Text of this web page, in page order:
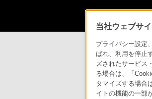
商品情報・ストア
ヘッ
当社ウェブサ
プライバシー設定
ばれ、利用を停止
ズされたサービス
る場合は、「
タマイズする場合
イトの機能の一部